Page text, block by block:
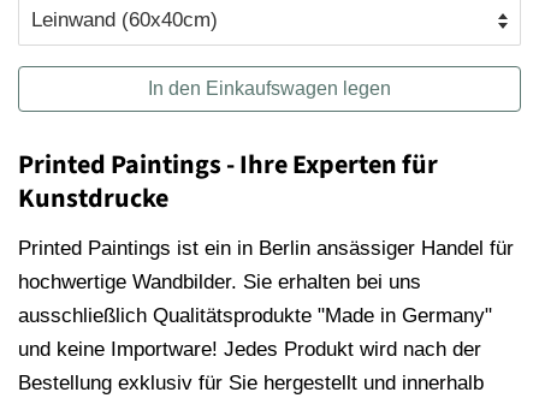
In den Einkaufswagen legen
Printed Paintings - Ihre Experten für
Kunstdrucke
Printed Paintings ist ein in Berlin ansässiger Handel für
hochwertige Wandbilder. Sie erhalten bei uns
ausschließlich Qualitätsprodukte "Made in Germany"
und keine Importware! Jedes Produkt wird nach der
Bestellung exklusiv für Sie hergestellt und innerhalb